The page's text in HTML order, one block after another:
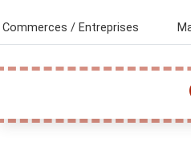
Commerces / Entreprises